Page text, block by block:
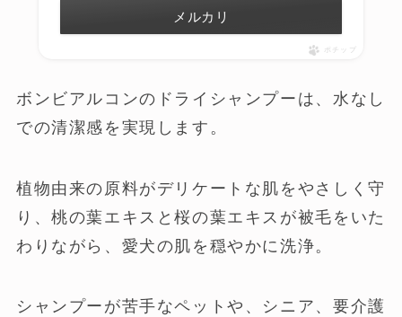
メルカリ
ポチップ
ボンビアルコンのドライシャンプーは、水なし
での清潔感を実現します。
植物由来の原料がデリケートな肌をやさしく守
り、桃の葉エキスと桜の葉エキスが被毛をいた
わりながら、愛犬の肌を穏やかに洗浄。
シャンプーが苦手なペットや、シニア、要介護